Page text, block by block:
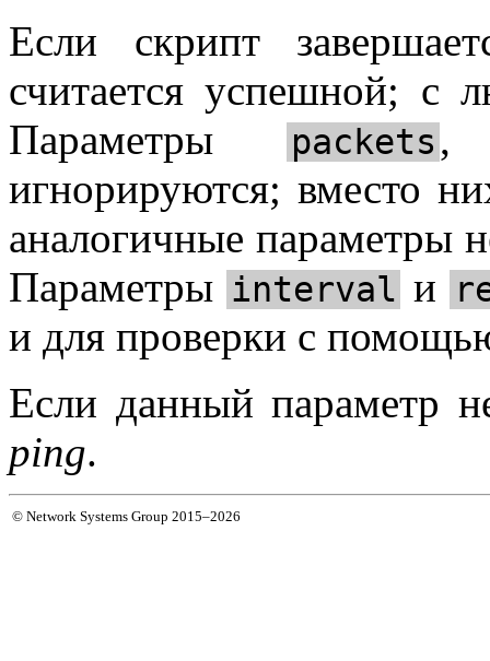
Если скрипт
считается успешной;
Параметры
packets
игнорируются; вместо
аналогичные параметры
Параметры interval и
и для проверки с
Если данный параметр
ping.
© Network Systems Group 2015–2026